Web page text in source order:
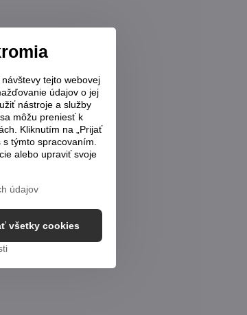
tejto webovej
údajov o jej
nástroje a služby
môžu preniesť k
Kliknutím na „Prijať
týmto spracovaním.
alebo upraviť svoje
údajov
všetky cookies